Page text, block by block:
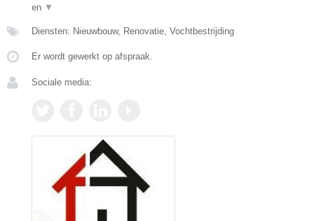
en ▼
Diensten: Nieuwbouw, Renovatie, Vochtbestrijding
Er wordt gewerkt op afspraak.
Sociale media: